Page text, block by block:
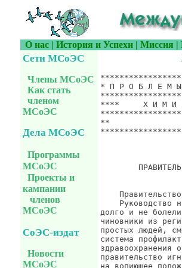
О нас | История и Успехи | Миссия |
Сети МСоЭС
Члены МСоЭС
Как стать
членом
МСоЭС
Дела МСоЭС
Программы
МСоЭС
Проекты и
кампании
членов
МСоЭС
СоЭС-издат
Новости
МСоЭС
*******************************************************************
* П Р О Б Л Е М Ы  Х И М И Ч Е С К О Й  Б Е З О П А С Н О С Т И   *
*******************************************************************
****     Х И М И Я * И * Ж И З Н Ь                  ***************
*******************************************************************
**                    Сообщение UCS-INFO.1274, 1 января 2005 г.   *
*******************************************************************
                                                         Итоги года


        ПРАВИТЕЛЬСТВО РОССИИ НЕ ХОЧЕТ ЗНАТЬ О ЗДОРОВЬЕ НАЦИИ


    Правительство России не хочет знать о здоровье нации
    Руководство нашей страны не заинтересовано в том, чтобы граждане жили
долго и не болели. Не определены приоритетные цели в области здравоохранения,
чиновники из регионов и из центра не несут ответственности за здоровье
простых людей, смертность в России опережает рождаемость, разрушается
система профилактической медицины, важнейшие преобразования в сфере
здравоохранения осуществляются без консультаций со специалистами,
правительство игнорирует ведущих медиков страны, когда те пытаются указать
на вопиющее положение дел и призывают кабинет министров остановить этот
развал. Об этом и других темах корреспондент Vip.Lenta.Ru беседовала с
бывшим министром здравоохранения СССР и РФ, академиком РАМН и РАН А.И.
Воробьевым.
    Андрей Иванович, в "Медицинской газете" недавно было опубликовано
открытое письмо правительству РФ, подписанное многими известными деятелями
здравоохранения - академиками, руководителями медицинских учреждений.
Скажите, какова была реакция правительства на это обращение? Реакции не
было. Обращение адресовано не министру, а именно правительству.
Нельзя упрекать лично министра в том, что происходит в здравоохранении,
которое отражает позицию правительства в целом по отношению к благополучию
своего народа. Разве в образовании, в области культуры лучше? Разве проект
закона "об автономных учреждениях" не является прямой угрозой ликвидации
многих научно-исследовательских и высших учебных институтов? А идеология?
Исподволь - ползучая реабилитация самого страшного палача мировой истории -
И.Джугашвили-Сталина и оплевывание ключевого события в международном рабочем
движении - Октябрьской революции.
    Нет, беды здравоохранения - лишь часть огромной беды, в которую попала
наша страна. Ежегодно в России умирает около 2 миллионов 300 тысяч человек,
а население страны уменьшается на 800-900 тысяч человек. Мужчины не доживали
до